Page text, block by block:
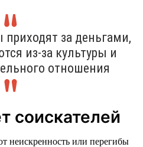
за деньгами,
из-за культуры и
отношения
соискателей
неискренность или перегибы